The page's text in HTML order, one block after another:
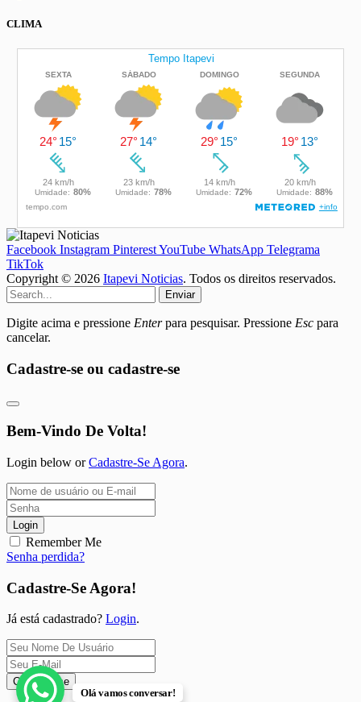
CLIMA
Facebook Instagram PinterestYouTube WhatsApp Telegrama
TikTok
Copyright © 2026 Itapevi Noticias. Todos os direitos reservados.
Enviar
Digite acima e pressione Enterpara pesquisar. Pressione Esc para
cancelar.
Olá vamos conversar!
Cadastre-se ou cadastre-se
Bem-Vindo De Volta!
Login below orCadastre-Se Agora.
Login
Remember Me
Senha perdida?
Cadastre-Se Agora!
Já está cadastrado? Login.
Cadastre-se